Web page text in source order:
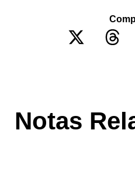
Notas